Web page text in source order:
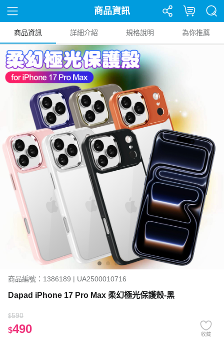
商品資訊
商品資訊 詳細介紹 規格說明 為你推薦
商品編號：1386189 | UA2500010716
Dapad iPhone 17 Pro Max 柔幻極光保護殼-黑
$590
$490 收藏